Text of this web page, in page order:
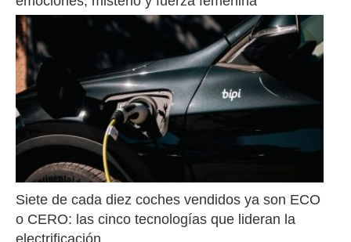
Siete de cada diez coches vendidos ya son ECO
o CERO: las cinco tecnologías que lideran la